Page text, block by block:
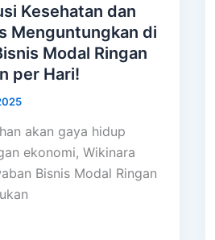
Kesehatan dan
Menguntungkan di
Modal Ringan
per Hari!
akan gaya hidup
ekonomi, Wikinara
Bisnis Modal Ringan